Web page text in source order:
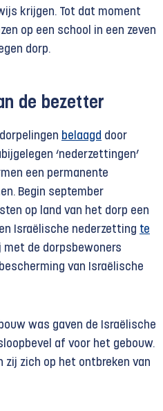
krijgen. Tot dat moment
op een school in een zeven
dorp.
de bezetter
belaagd door
‘nederzettingen’
een permanente
Begin september
op land van het dorp een
Israëlische nederzetting te
met de dorpsbewoners
van Israëlische
was gaven de Israëlische
af voor het gebouw.
zij zich op het ontbreken van